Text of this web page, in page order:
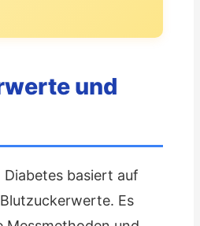
und
Diabetes basiert auf
Es